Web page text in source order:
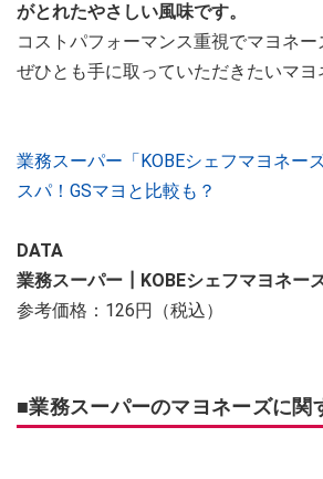
がとれたやさしい風味です。
コストパフォーマンス重視でマヨネー
ぜひとも手に取っていただきたいマヨ
業務スーパー「KOBEシェフマヨネー
スパ！GSマヨと比較も？
DATA
業務スーパー┃KOBEシェフマヨネー
参考価格：126円（税込）
■業務スーパーのマヨネーズに関